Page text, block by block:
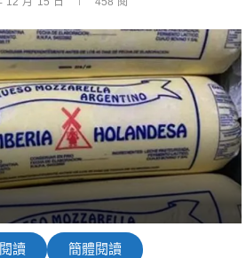
讀 簡體閱讀